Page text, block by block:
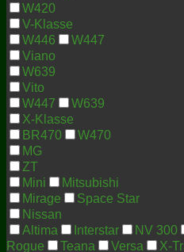
W420
V-Klasse
W446
W447
Viano
W639
Vito
W447
W639
X-Klasse
BR470
W470
MG
ZT
Mini
Mitsubishi
Mirage
Space Star
Nissan
Altima
Interstar NV 300
Rogue
Teana Versa
X-